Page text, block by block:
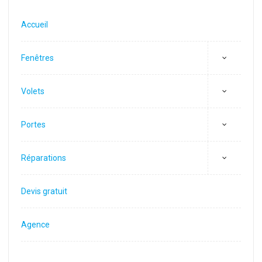
Accueil
Fenêtres
Volets
Portes
Réparations
Devis gratuit
Agence